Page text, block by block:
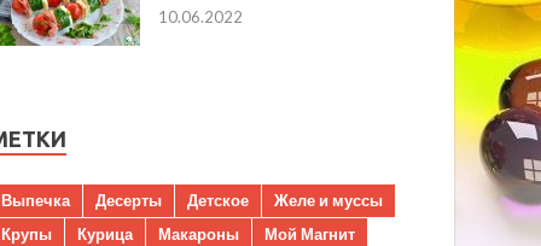
10.06.2022
Выпечка Десерты Детское
Желе и муссы
Крупы
Курица Макароны
Мой Магнит